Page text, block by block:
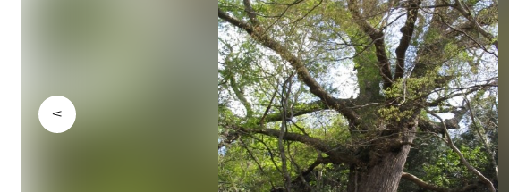
기준
역사/문화
치유
자연
아키(安芸)
빈고(備後)
비북(備北)
게이호쿠(芸北)
미야지마(宮島) 주변
야마구치(山口)현 동부
당일치기
반나절
1박 2일
2박 3일
히로시마시 주변
아키(安芸)
빈고(備後)
비북(備北)
게이호쿠(芸北)
미야지마(宮島) 주변
야마구치(山口)현 동부
수하물 보관 및 배송 서비스
외국인 여행자용 거리 관광안내소
자원봉사 가이드
히로시마현내 매력을 동영상으로 소개!
자주 묻는 질문
야마구치(山口)현 동부
미야지마(宮島) 주변
야마구치(山口)현 동부
에히메(愛媛)현
시마네(島根)현